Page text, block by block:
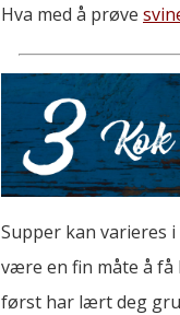
Hva med å prøve
Supper kan varieres
være en fin måte å
først har lært deg